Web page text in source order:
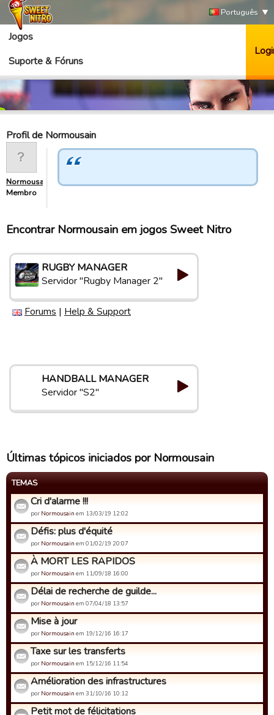
Português
Jogos
Suporte & Fóruns
Profil de Normousain
Normousain
Membro
Encontrar Normousain em jogos Sweet Nitro
RUGBY MANAGER
Servidor "Rugby Manager 2"
Forums | Help & Support
HANDBALL MANAGER
Servidor "S2"
Últimas tópicos iniciados por Normousain
TEMAS
Cri d'alarme !!!
por Normousain em 13/03/19 12:02
Défis: plus d'équité
por Normousain em 01/02/19 20:07
À MORT LES RAPIDOS
por Normousain em 11/09/18 16:00
Délai de recherche de guilde...
por Normousain em 07/04/18 13:57
Mise à jour
por Normousain em 19/12/16 16:17
Taxe sur les transferts
por Normousain em 15/12/16 11:54
Amélioration des infrastructures
por Normousain em 31/10/16 10:12
Petit mot de félicitations